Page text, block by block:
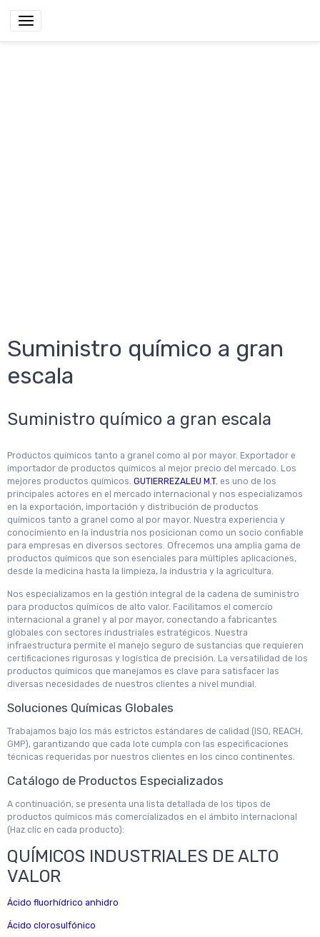
Suministro químico a gran
escala
Suministro químico a gran escala
Productos químicos tanto a granel como al por mayor. Exportador e
importador de productos químicos al mejor precio del mercado. Los
mejores productos químicos. GUTIERREZALEU M.T. es uno de los
principales actores en el mercado internacional y nos especializamos
en la exportación, importación y distribución de productos
químicos tanto a granel como al por mayor. Nuestra experiencia y
conocimiento en la industria nos posicionan como un socio confiable
para empresas en diversos sectores. Ofrecemos una amplia gama de
productos químicos que son esenciales para múltiples aplicaciones,
desde la medicina hasta la limpieza, la industria y la agricultura.
Nos especializamos en la gestión integral de la cadena de suministro
para productos químicos de alto valor. Facilitamos el comercio
internacional a granel y al por mayor, conectando a fabricantes
globales con sectores industriales estratégicos. Nuestra
infraestructura permite el manejo seguro de sustancias que requieren
certificaciones rigurosas y logística de precisión. La versatilidad de los
productos químicos que manejamos es clave para satisfacer las
diversas necesidades de nuestros clientes a nivel mundial.
Soluciones Químicas Globales
Trabajamos bajo los más estrictos estándares de calidad (ISO, REACH,
GMP), garantizando que cada lote cumpla con las especificaciones
técnicas requeridas por nuestros clientes en los cinco continentes.
Catálogo de Productos Especializados
A continuación, se presenta una lista detallada de los tipos de
productos químicos más comercializados en el ámbito internacional
(Haz clic en cada producto):
QUÍMICOS INDUSTRIALES DE ALTO
VALOR
Ácido fluorhídrico anhidro
Ácido clorosulfónico